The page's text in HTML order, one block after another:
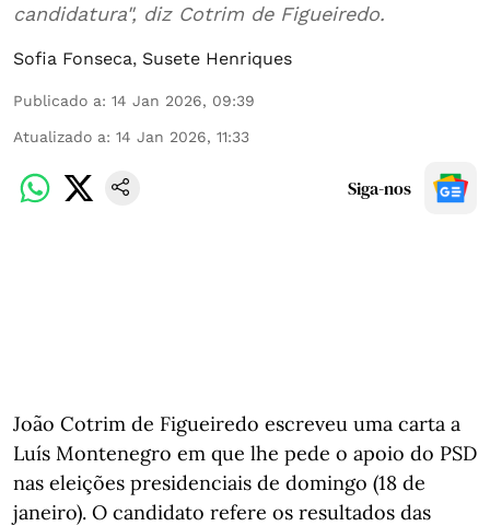
candidatura", diz Cotrim de Figueiredo.
Sofia Fonseca, Susete Henriques
Publicado a: 14 Jan 2026, 09:39
Atualizado a: 14 Jan 2026, 11:33
Siga-nos
João Cotrim de Figueiredo escreveu uma carta a
Luís Montenegro em que lhe pede o apoio do PSD
nas eleições presidenciais de domingo (18 de
janeiro). O candidato refere os resultados das